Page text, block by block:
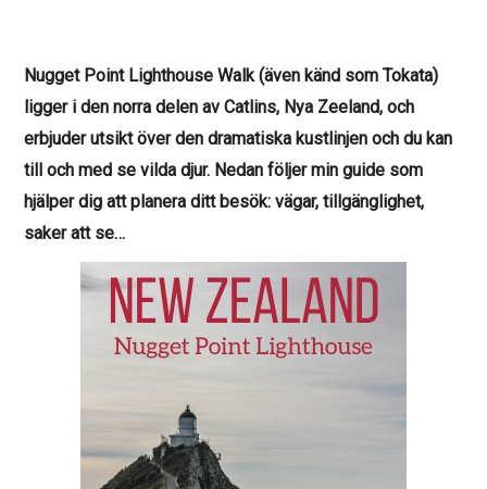
Nugget Point Lighthouse Walk (även känd som Tokata)
ligger i den norra delen av Catlins, Nya Zeeland, och
erbjuder utsikt över den dramatiska kustlinjen och du kan
till och med se vilda djur. Nedan följer min guide som
hjälper dig att planera ditt besök: vägar, tillgänglighet,
saker att se…